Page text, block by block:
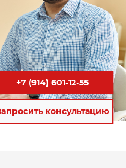
+7 (914) 601-12-55
консультацию